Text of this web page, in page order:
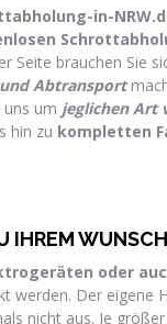
in-
Seite brauchen Sie
Abtransport
um jeglichen Art
hin zu kompletten
IHREM
oder
werden. Der eigene
nicht aus. Je